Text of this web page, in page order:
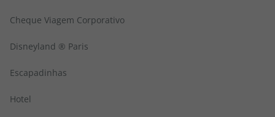
Cheque Viagem Corporativo
Disneyland ® Paris
Escapadinhas
Hotel